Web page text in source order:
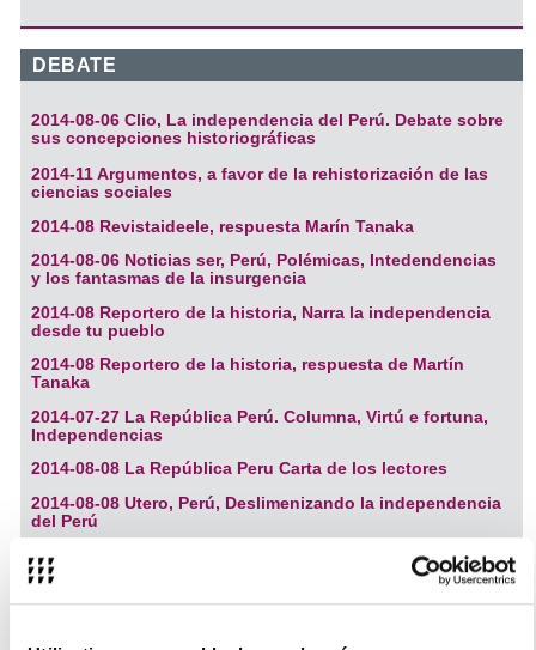
DEBATE
2014-08-06 Clio, La independencia del Perú. Debate sobre
sus concepciones historiográficas
2014-11 Argumentos, a favor de la rehistorización de las
ciencias sociales
2014-08 Revistaideele, respuesta Marín Tanaka
2014-08-06 Noticias ser, Perú, Polémicas, Intedendencias
y los fantasmas de la insurgencia
2014-08 Reportero de la historia, Narra la independencia
desde tu pueblo
2014-08 Reportero de la historia, respuesta de Martín
Tanaka
2014-07-27 La República Perú. Columna, Virtú e fortuna,
Independencias
2014-08-08 La República Peru Carta de los lectores
2014-08-08 Utero, Perú, Deslimenizando la independencia
del Perú